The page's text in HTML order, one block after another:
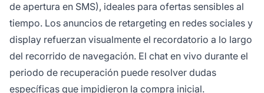
de apertura en SMS), ideales para ofertas sensibles al
tiempo. Los anuncios de retargeting en redes sociales y
display refuerzan visualmente el recordatorio a lo largo
del recorrido de navegación. El chat en vivo durante el
periodo de recuperación puede resolver dudas
específicas que impidieron la compra inicial.